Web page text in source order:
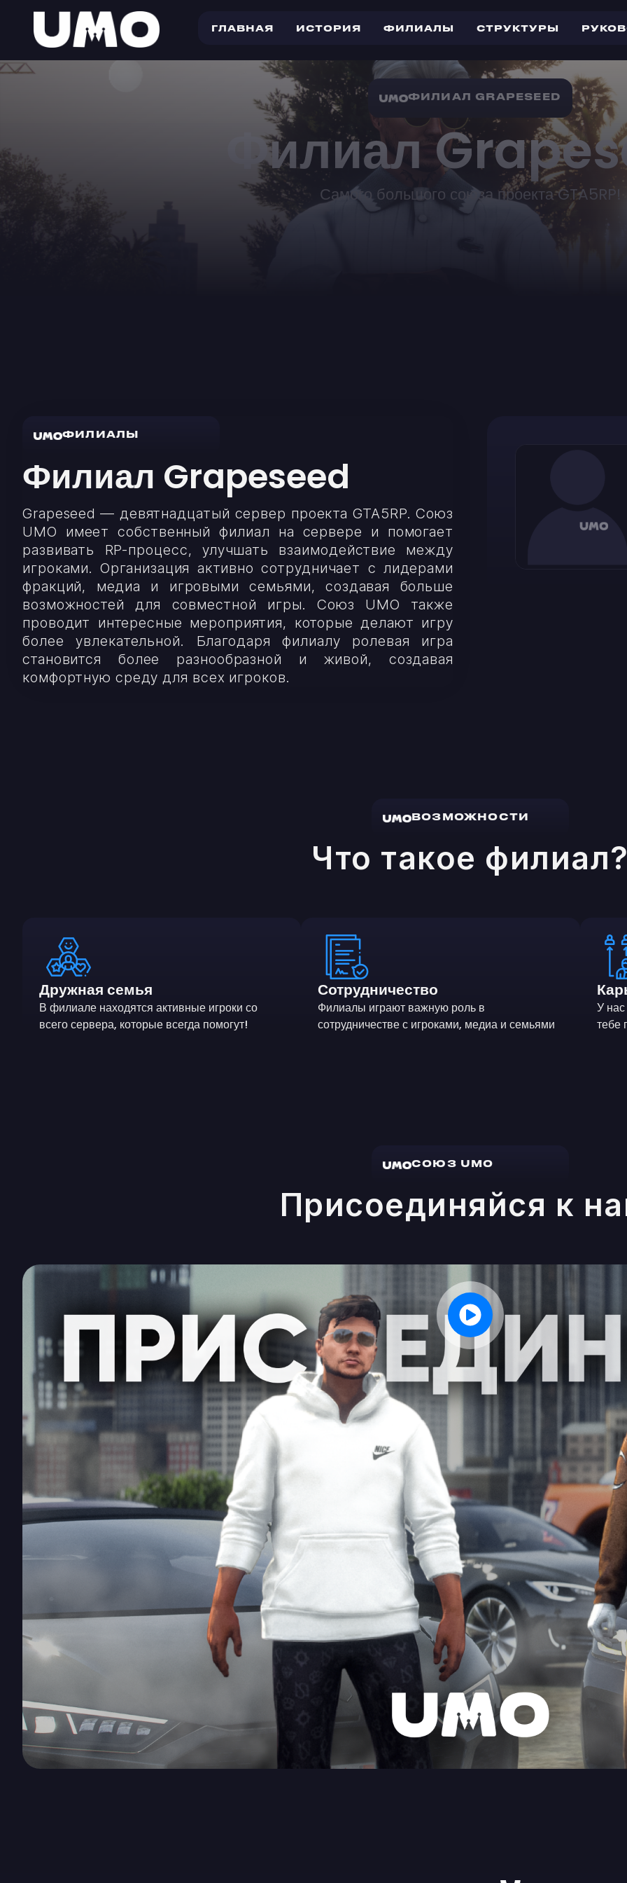
ГЛАВНАЯ ИСТОРИЯ ФИЛИАЛЫ СТРУКТУРЫ
ФИЛИАЛ GRAPESEED
Филиал
Самого большого союза проекта GTA5RP!
ФИЛИАЛЫ
Филиал Grapeseed
Grapeseed — девятнадцатый сервер проекта GTA5RP. Союз
UMO имеет собственный филиал на сервере и помогает
развивать RP-процесс, улучшать взаимодействие между
игроками. Организация активно сотрудничает с лидерами
фракций, медиа и игровыми семьями, создавая больше
возможностей для совместной игры. Союз UMO также
проводит интересные мероприятия, которые делают игру
более увлекательной. Благодаря филиалу ролевая игра
становится более разнообразной и живой, создавая
комфортную среду для всех игроков.
ВОЗМОЖНОСТИ
Что такое
Дружная семья
В филиале находятся активные игроки со
всего сервера, которые всегда помогут!
Сотрудничество
Филиалы играют важную роль в
сотрудничестве с игроками, медиа и семьями
У
тебе
СОЮЗ UMO
Присоединяйся к